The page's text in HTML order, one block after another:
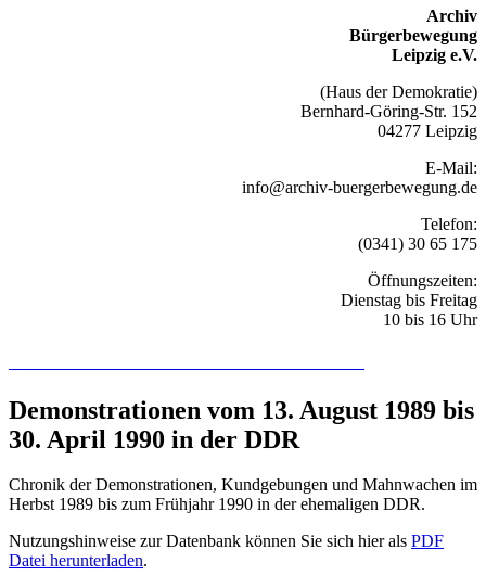
Archiv
Bürgerbewegung
Leipzig e.V.
(Haus der Demokratie)
Bernhard-Göring-Str. 152
04277 Leipzig
E-Mail:
info@archiv-buergerbewegung.de
Telefon:
(0341) 30 65 175
Öffnungszeiten:
Dienstag bis Freitag
10 bis 16 Uhr
Demonstrationen vom 13. August 1989 bis
30. April 1990 in der DDR
Chronik der Demonstrationen, Kundgebungen und Mahnwachen im
Herbst 1989 bis zum Frühjahr 1990 in der ehemaligen DDR.
Nutzungshinweise zur Datenbank können Sie sich hier als PDF
Datei herunterladen.